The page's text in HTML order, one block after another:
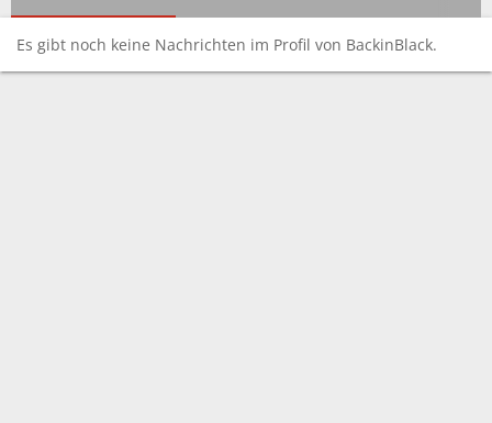
Es gibt noch keine Nachrichten im Profil von BackinBlack.